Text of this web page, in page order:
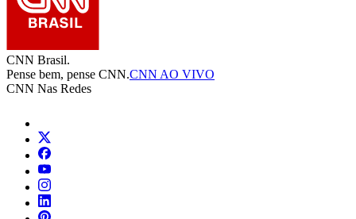
CNN Brasil.
Pense bem, pense CNN.CNN AO VIVO
CNN Nas Redes